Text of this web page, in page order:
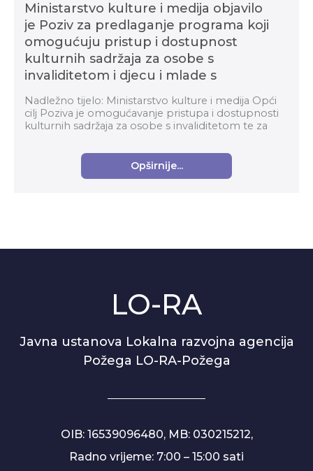
Ministarstvo kulture i medija objavilo
je Poziv za predlaganje programa koji
omogućuju pristup i dostupnost
kulturnih sadržaja za osobe s
invaliditetom i djecu i mlade s
Hrvatskoj u 2024. godini
Nadležno tijelo: Ministarstvo kulture i medija Opći
cilj Poziva je omogućavanje pristupa i dostupnosti
kulturnih sadržaja za osobe s invaliditetom te za
Opširnije...
LO-RA
Javna ustanova Lokalna razvojna agencija
Požega LO-RA-Požega
OIB: 16539096480, MB: 030215212,
Radno vrijeme: 7:00 – 15:00 sati